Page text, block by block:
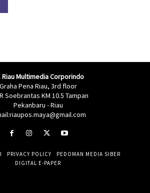
Riau Multimedia Corporindo
Graha Pena Riau, 3rd floor
Soebrantas KM 10.5 Tampan
Pekanbaru - Riau
PRIVACY POLICY
PEDOMAN MEDIA SIBER
DIGITAL E-PAPER